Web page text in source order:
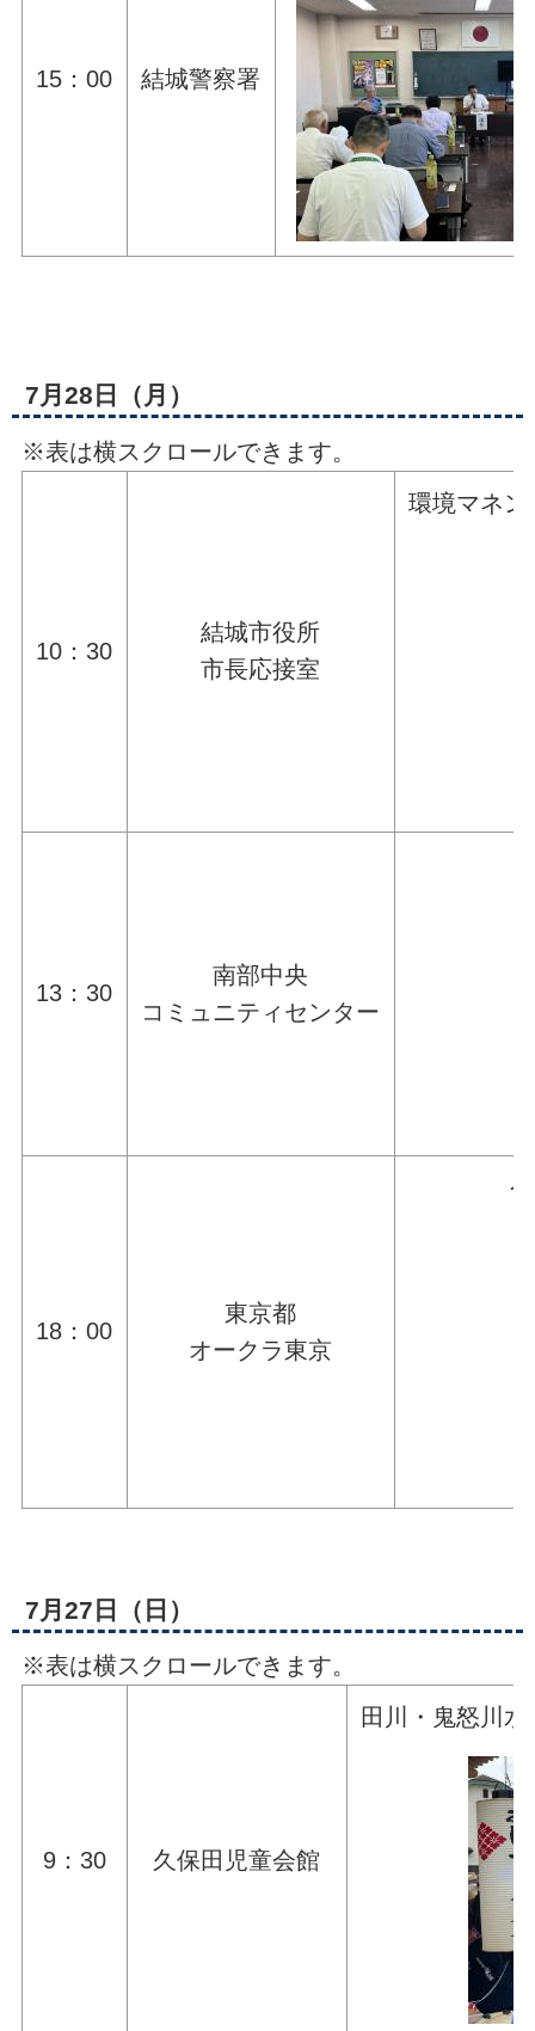
15：00 結城警察署
7月28日（月）
※表は横スクロールできます。
10：30
結城市役所
市長応接室
環境マネ
13：30
南部中央
コミュニティセンター
18：00
東京都
オークラ東京
7月27日（日）
※表は横スクロールできます。
9：30 久保田児童会館
田川・鬼怒川